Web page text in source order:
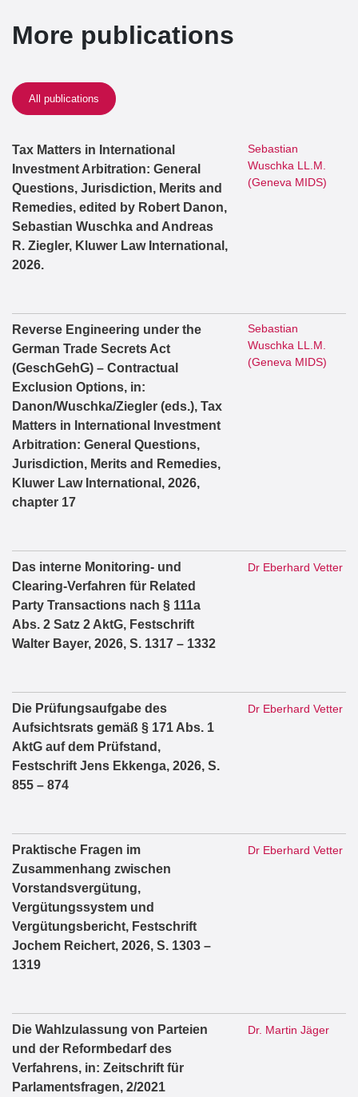
More publications
All publications
Tax Matters in International
Investment Arbitration: General
Questions, Jurisdiction, Merits and
Remedies, edited by Robert Danon,
Sebastian Wuschka and Andreas
R. Ziegler, Kluwer Law International,
2026.
Sebastian
Wuschka LL.M.
(Geneva MIDS)
Reverse Engineering under the
German Trade Secrets Act
(GeschGehG) – Contractual
Exclusion Options, in:
Danon/Wuschka/Ziegler (eds.), Tax
Matters in International Investment
Arbitration: General Questions,
Jurisdiction, Merits and Remedies,
Kluwer Law International, 2026,
chapter 17
Sebastian
Wuschka LL.M.
(Geneva MIDS)
Das interne Monitoring- und
Clearing-Verfahren für Related
Party Transactions nach § 111a
Abs. 2 Satz 2 AktG, Festschrift
Walter Bayer, 2026, S. 1317 – 1332
Dr Eberhard Vetter
Die Prüfungsaufgabe des
Aufsichtsrats gemäß § 171 Abs. 1
AktG auf dem Prüfstand,
Festschrift Jens Ekkenga, 2026, S.
855 – 874
Dr Eberhard Vetter
Praktische Fragen im
Zusammenhang zwischen
Vorstandsvergütung,
Vergütungssystem und
Vergütungsbericht, Festschrift
Jochem Reichert, 2026, S. 1303 –
1319
Dr Eberhard Vetter
Die Wahlzulassung von Parteien
und der Reformbedarf des
Verfahrens, in: Zeitschrift für
Parlamentsfragen, 2/2021
Dr. Martin Jäger